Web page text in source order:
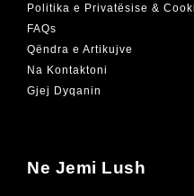
Politika e Privatësise &
FAQs
Qëndra e Artikujve
Na Kontaktoni
Gjej Dyqanin
Ne Jemi Lush